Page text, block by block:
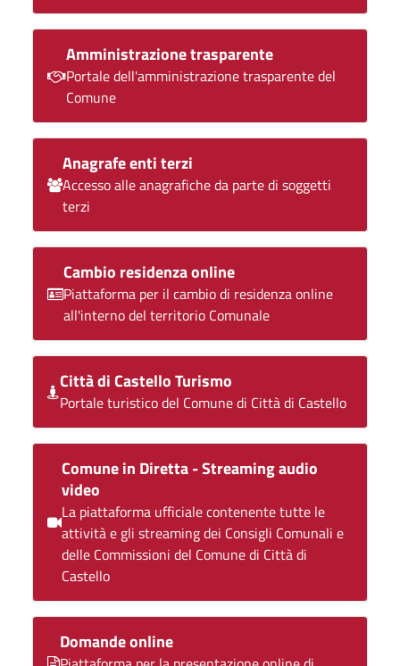
Amministrazione trasparente
Portale dell'amministrazione trasparente del
Comune
Anagrafe enti terzi
Accesso alle anagrafiche da parte di soggetti
terzi
Cambio residenza online
Piattaforma per il cambio di residenza online
all'interno del territorio Comunale
Città di Castello Turismo
Portale turistico del Comune di Città di Castello
Comune in Diretta - Streaming audio
video
La piattaforma ufficiale contenente tutte le
attività e gli streaming dei Consigli Comunali e
delle Commissioni del Comune di Città di
Castello
Domande online